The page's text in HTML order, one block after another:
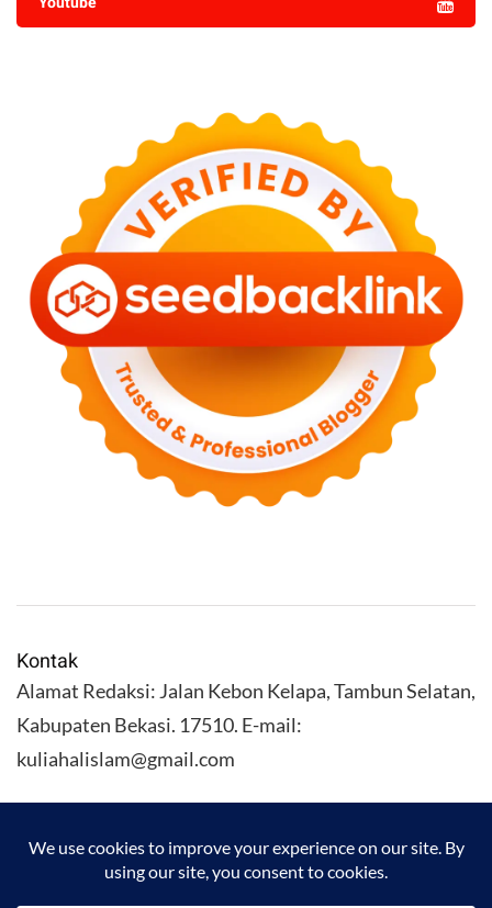
Kontak
Alamat Redaksi: Jalan Kebon Kelapa, Tambun Selatan,
Kabupaten Bekasi. 17510. E-mail:
kuliahalislam@gmail.com